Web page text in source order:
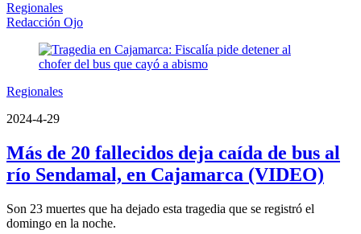
Regionales
Redacción Ojo
Regionales
2024-4-29
Más de 20 fallecidos deja caída de bus al
río Sendamal, en Cajamarca (VIDEO)
Son 23 muertes que ha dejado esta tragedia que se registró el
domingo en la noche.